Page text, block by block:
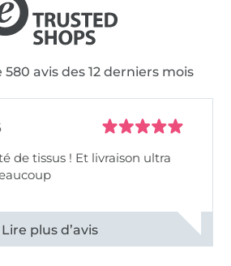
580 avis des 12 derniers mois
de tissus ! Et livraison ultra
commentaires